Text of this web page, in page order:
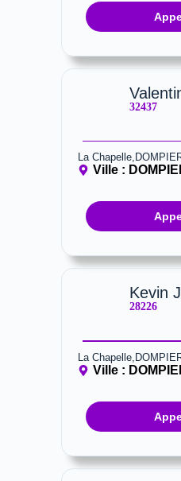
32437
La
Ville :
Kevin
28226
La
Ville :